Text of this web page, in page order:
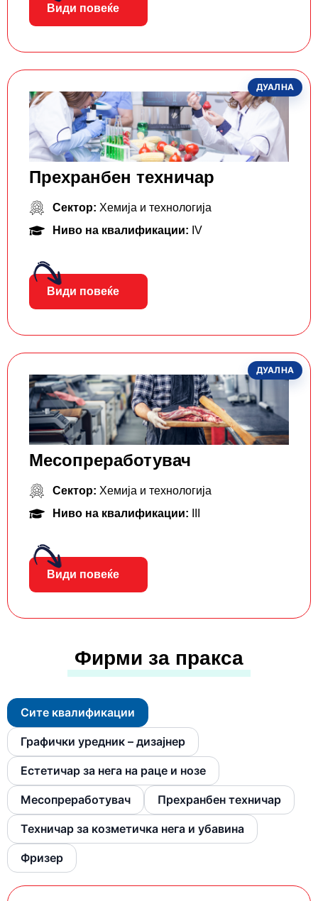
Види повеќе
ДУАЛНА
Прехранбен техничар
Сектор: Хемија и технологија
Ниво на квалификации: IV
Види повеќе
ДУАЛНА
Месопреработувач
Сектор: Хемија и технологија
Ниво на квалификации:
Види повеќе
Фирми за пракса
Сите квалификации
Графички уредник – дизајнер
Естетичар за нега на раце и нозе
Месопреработувач Прехранбен техничар
Техничар за козметичка нега и убавина
Фризер